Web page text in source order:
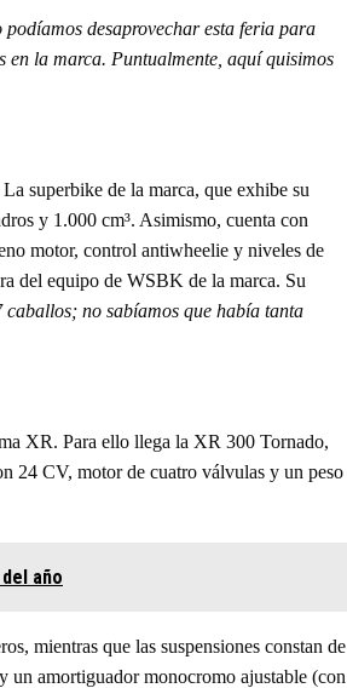
podíamos desaprovechar esta feria para
en la marca. Puntualmente, aquí quisimos
La superbike de la marca, que exhibe su
y 1.000 cm³. Asimismo, cuenta con
motor, control antiwheelie y niveles de
del equipo de WSBK de la marca. Su
no sabíamos que había tanta
XR. Para ello llega la XR 300 Tornado,
24 CV, motor de cuatro válvulas y un peso
año
mientras que las suspensiones constan de
un amortiguador monocromo ajustable (con